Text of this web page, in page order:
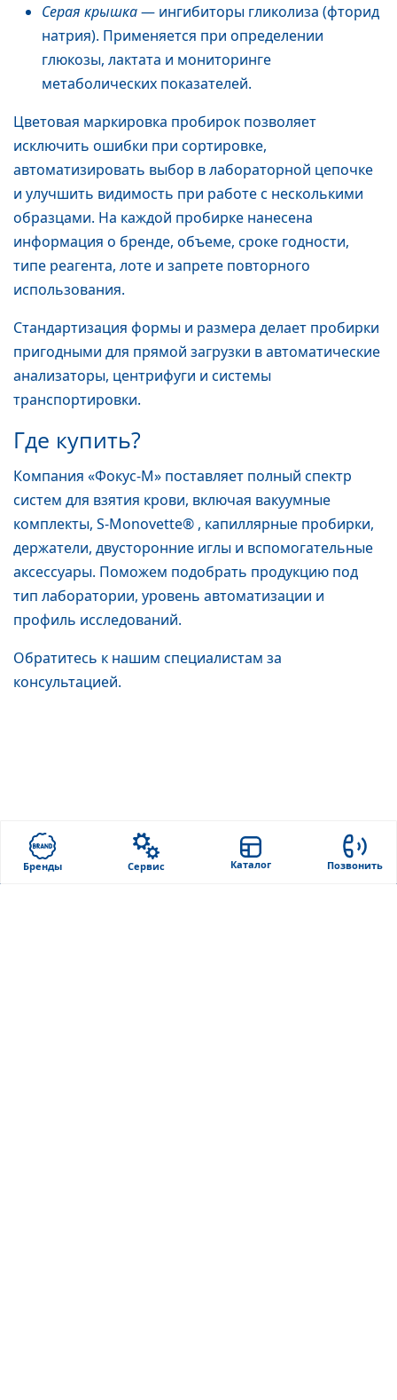
Серая крышка— ингибиторы гликолиза (фторид
натрия). Применяется при определении
глюкозы, лактата и мониторинге
метаболических показателей.
Цветовая маркировка пробирок позволяет
исключить ошибки при сортировке,
автоматизировать выбор в лабораторной цепочке
и улучшить видимость при работе с несколькими
образцами. На каждой пробирке нанесена
информация о бренде, объеме, сроке годности,
типе реагента, лоте и запрете повторного
использования.
Стандартизация формы и размера делает пробирки
пригодными для прямой загрузки в автоматические
анализаторы, центрифуги и системы
транспортировки.
Где купить?
Компания «Фокус-М» поставляет полный спектр
систем для взятия крови, включая вакуумные
комплекты, S-Monovette® , капиллярные пробирки,
держатели, двусторонние иглы и вспомогательные
аксессуары. Поможем подобрать продукцию под
тип лаборатории, уровень автоматизации и
профиль исследований.
Обратитесь к нашим специалистам за
консультацией.
Фокус-М
Бренды Сервис Каталог Позвонить